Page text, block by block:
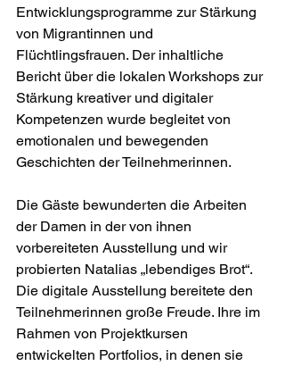
Entwicklungsprogramme zur Stärkung
von Migrantinnen und
Flüchtlingsfrauen. Der inhaltliche
Bericht über die lokalen Workshops zur
Stärkung kreativer und digitaler
Kompetenzen wurde begleitet von
emotionalen und bewegenden
Geschichten der Teilnehmerinnen.
Die Gäste bewunderten die Arbeiten
der Damen in der von ihnen
vorbereiteten Ausstellung und wir
probierten Natalias „lebendiges Brot“.
Die digitale Ausstellung bereitete den
Teilnehmerinnen große Freude. Ihre im
Rahmen von Projektkursen
entwickelten Portfolios, in denen sie